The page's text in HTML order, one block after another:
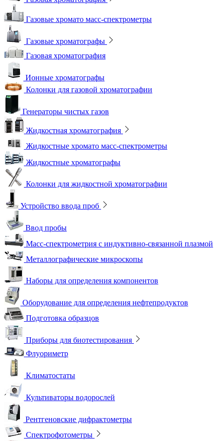
Газовые хромато масс-спектрометры
Газовые хроматографы
Газовая хроматография
Ионные хроматографы
Колонки для газовой хроматографии
Генераторы чистых газов
Жидкостная хроматография
Жидкостные хромато масс-спектрометры
Жидкостные хроматографы
Колонки для жидкостной хроматографии
Устройство ввода проб
Ввод пробы
Масс-спектрометрия с индуктивно-связанной плазмой
Металлографические микроскопы
Наборы для определения компонентов
Оборудование для определения нефтепродуктов
Подготовка образцов
Приборы для биотестирования
Флуориметр
Климатостаты
Культиваторы водорослей
Рентгеновские дифрактометры
Спектрофотометры